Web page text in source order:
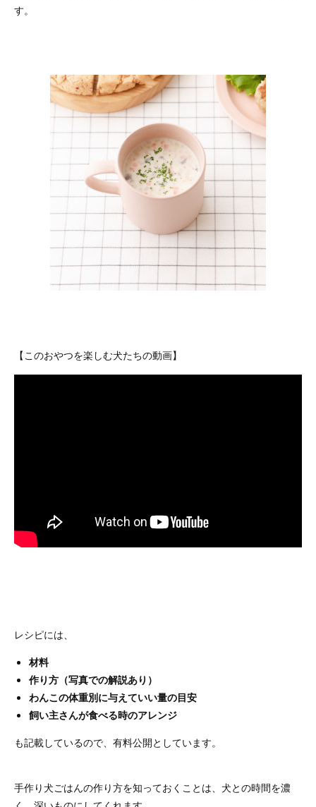
す。
【このおやつを楽しむ犬たちの動画】
レシピには、
材料
作り方（写真での解説あり）
わんこの体重別に与えていい量の目安
飼い主さんが食べる時のアレンジ
も記載しているので、有料公開としています。
手作り犬ごはんの作り方を知っておくことは、犬との時間を濃